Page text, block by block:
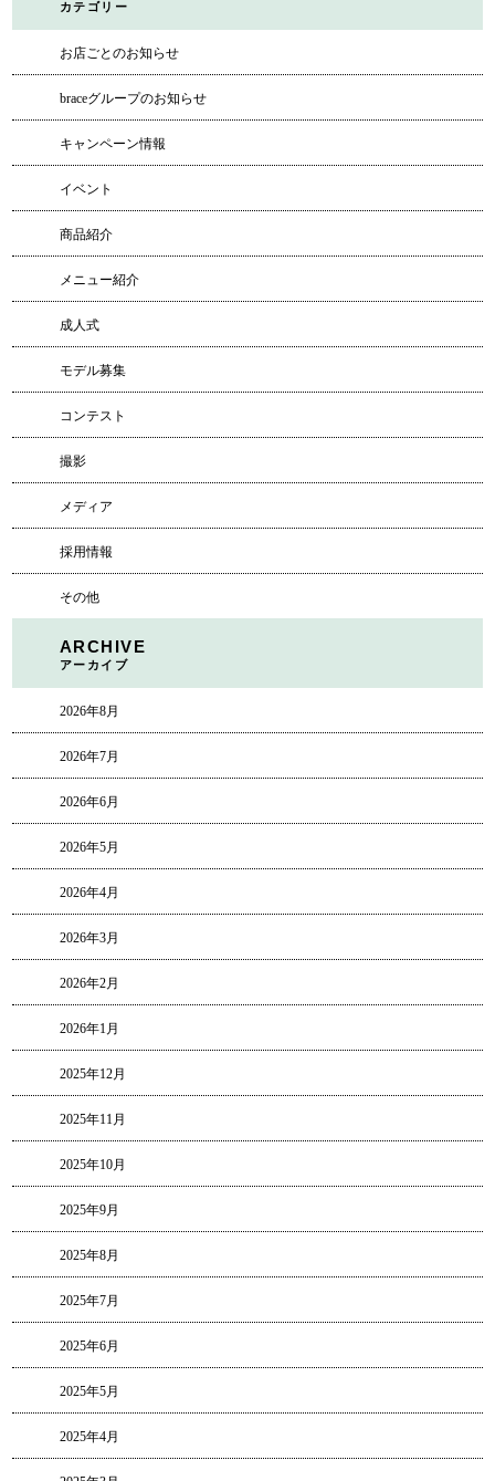
カテゴリー
お店ごとのお知らせ
braceグループのお知らせ
キャンペーン情報
イベント
商品紹介
メニュー紹介
成人式
モデル募集
コンテスト
撮影
メディア
採用情報
その他
ARCHIVE
アーカイブ
2026年8月
2026年7月
2026年6月
2026年5月
2026年4月
2026年3月
2026年2月
2026年1月
2025年12月
2025年11月
2025年10月
2025年9月
2025年8月
2025年7月
2025年6月
2025年5月
2025年4月